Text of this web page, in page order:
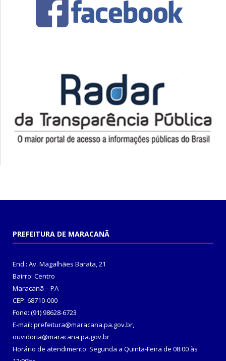
PREFEITURA DE MARACANÃ
End.: Av. Magalhães Barata, 21
Bairro: Centro
Maracanã – PA
CEP: 68710-000
Fone: (91) 98628-6723
E-mail: prefeitura@maracana.pa.gov.br,
ouvidoria@maracana.pa.gov.br
Horário de atendimento: Segunda a Quinta-Feira de 08:00 às